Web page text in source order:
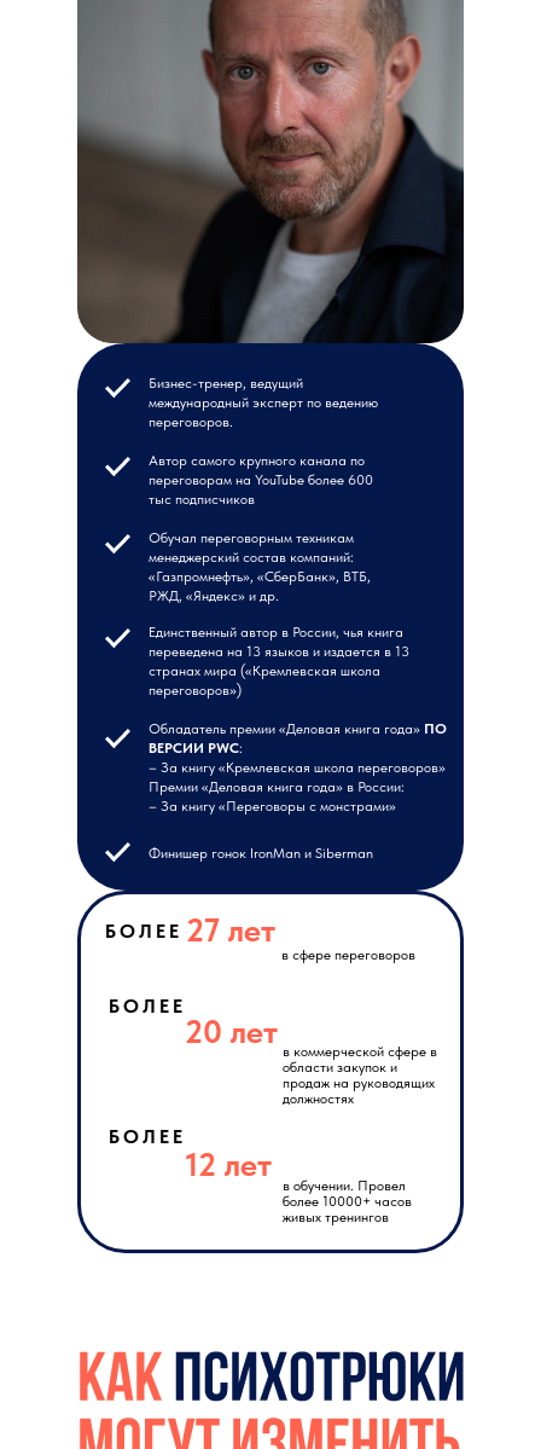
в обучении. Провел
более 10000+ часов
живых тренингов
Финишер гонок IronMan и Siberman
Обладатель премии «Деловая книга года» ПО
ВЕРСИИ PWC:
– За книгу «Кремлевская школа переговоров»
Премии «Деловая книга года» в России:
– За книгу «Переговоры с монстрами»
Бизнес-тренер, ведущий
международный эксперт по ведению
переговоров.
Автор самого крупного канала по
переговорам на YouTube более 600
тыс подписчиков
Обучал переговорным техникам
менеджерский состав компаний:
«Газпромнефть», «СберБанк», ВТБ,
РЖД, «Яндекс» и др.
Единственный автор в России, чья книга
переведена на 13 языков и издается в 13
странах мира («Кремлевская школа
переговоров»)
27 лет
БОЛЕЕ
в сфере переговоров
20 лет
БОЛЕЕ
в коммерческой сфере в
области закупок и
продаж на руководящих
должностях
БОЛЕЕ
12 лет